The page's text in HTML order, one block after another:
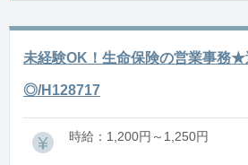
未経験OK！生命保険の営業事務
◎/H128717
時給：1,200円～1,250円